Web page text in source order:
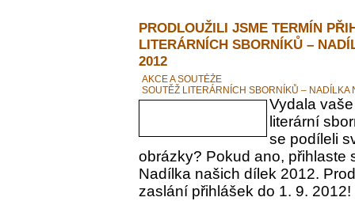
PRODLOUŽILI JSME TERMÍN
LITERÁRNÍCH SBORNÍKŮ –
2012
AKCE A SOUTĚŽE
SOUTĚŽ LITERÁRNÍCH SBORNÍKŮ – NADÍLKA
Vydala
literární
se podíleli
obrázky? Pokud ano, přihlaste
Nadílka našich dílek 2012.
zaslání přihlášek do 1. 9. 2012!